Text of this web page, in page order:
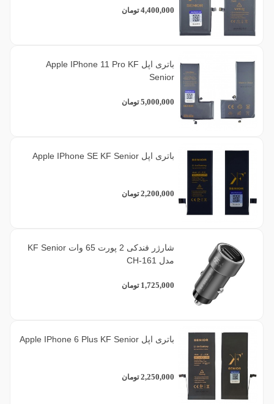
4,400,000 تومان
باتری اپل Apple IPhone 11 Pro KF
Senior
5,000,000 تومان
باتری اپل Apple IPhone SE KF Senior
2,200,000 تومان
شارژر فندکی 2 پورت 65 وات KF Senior
مدل CH-161
1,725,000 تومان
باتری اپل Apple IPhone 6 Plus KF Senior
2,250,000 تومان